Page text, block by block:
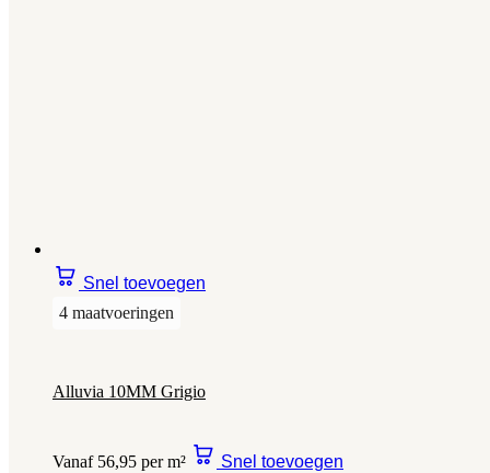
Snel toevoegen
4 maatvoeringen
Alluvia 10MM Grigio
Vanaf 56,95 per m² Snel toevoegen